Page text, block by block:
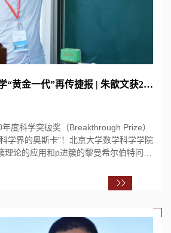
连续三年！北大数学“黄金一代”再传捷报 | 朱歆文获2020年度科学突破奖—数学新视...
度科学突破奖（Breakthrough Prize）
学界的奥斯卡”！北京大学数学科学学院
论的应用和p进簇的黎曼希尔伯特问题